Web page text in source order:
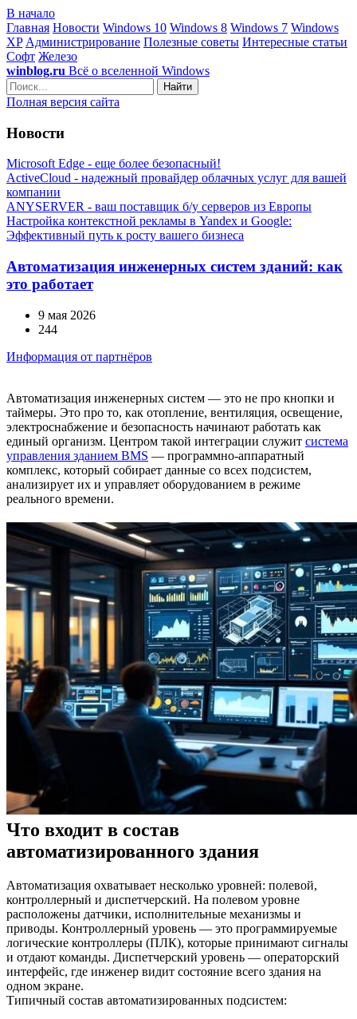
В начало
Главная Новости Windows 10 Windows 8 Windows 7 Windows
XP Администрирование Полезные советы Интересные статьи
Софт Железо
winblog.ru Всё о вселенной Windows
Найти
Полная версия сайта
Новости
Microsoft Edge - еще более безопасный!
ActiveCloud - надежный провайдер облачных услуг для вашей
компании
ANYSERVER - ваш поставщик б/у серверов из Европы
Настройка контекстной рекламы в Yandex и Google:
Эффективный путь к росту вашего бизнеса
Автоматизация инженерных систем зданий: как
это работает
9 мая 2026
244
Информация от партнёров
Автоматизация инженерных систем — это не про кнопки и
таймеры. Это про то, как отопление, вентиляция, освещение,
электроснабжение и безопасность начинают работать как
единый организм. Центром такой интеграции служит система
управления зданием BMS — программно-аппаратный
комплекс, который собирает данные со всех подсистем,
анализирует их и управляет оборудованием в режиме
реального времени.
Что входит в состав
автоматизированного здания
Автоматизация охватывает несколько уровней: полевой,
контроллерный и диспетчерский. На полевом уровне
расположены датчики, исполнительные механизмы и
приводы. Контроллерный уровень — это программируемые
логические контроллеры (ПЛК), которые принимают сигналы
и отдают команды. Диспетчерский уровень — операторский
интерфейс, где инженер видит состояние всего здания на
одном экране.
Типичный состав автоматизированных подсистем: